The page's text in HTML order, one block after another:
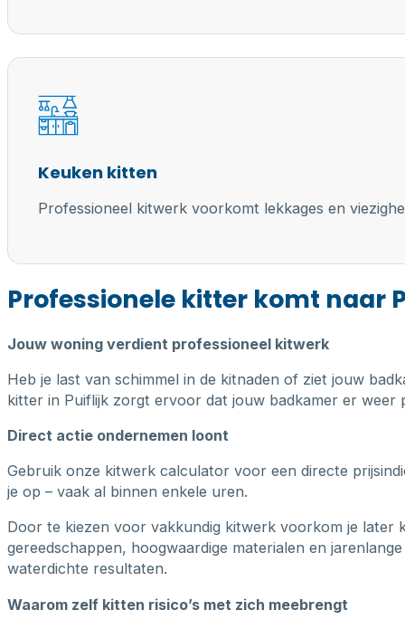
Keuken kitten
Professioneel kitwerk voorkomt lekkages en
Professionele kitter komt naar
Jouw woning verdient professioneel kitwerk
Heb je last van schimmel in de kitnaden of ziet jouw
kitter in Puiflijk zorgt ervoor dat jouw badkamer er weer
Direct actie ondernemen loont
Gebruik onze kitwerk calculator voor een directe
je op – vaak al binnen enkele uren.
Door te kiezen voor vakkundig kitwerk voorkom je later
gereedschappen, hoogwaardige materialen en
waterdichte resultaten.
Waarom zelf kitten risico’s met zich meebrengt